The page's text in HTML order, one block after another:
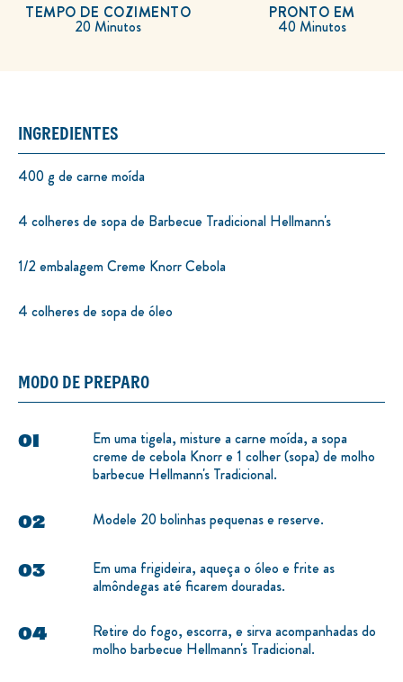
20 Minutos
TEMPO DE COZIMENTO
40 Minutos
PRONTO EM
INGREDIENTES
400 g de carne moída
4 colheres de sopa de Barbecue Tradicional Hellmann's
1/2 embalagem Creme Knorr Cebola
4 colheres de sopa de óleo
MODO DE PREPARO
Em uma tigela, misture a carne moída, a sopa
creme de cebola Knorr e 1 colher (sopa) de molho
barbecue Hellmann's Tradicional.
Modele 20 bolinhas pequenas e reserve.
Em uma frigideira, aqueça o óleo e frite as
almôndegas até ficarem douradas.
Retire do fogo, escorra, e sirva acompanhadas do
molho barbecue Hellmann's Tradicional.